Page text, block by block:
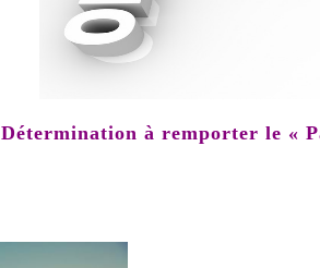
Détermination à remporter le «